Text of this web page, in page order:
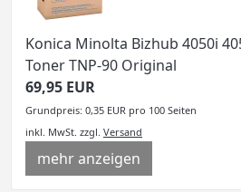
Konica Minolta Bizhub 4050i
Toner TNP-90 Original
69,95 EUR
Grundpreis: 0,35 EUR pro 100 Seiten
inkl. MwSt. zzgl. Versand
mehr anzeigen